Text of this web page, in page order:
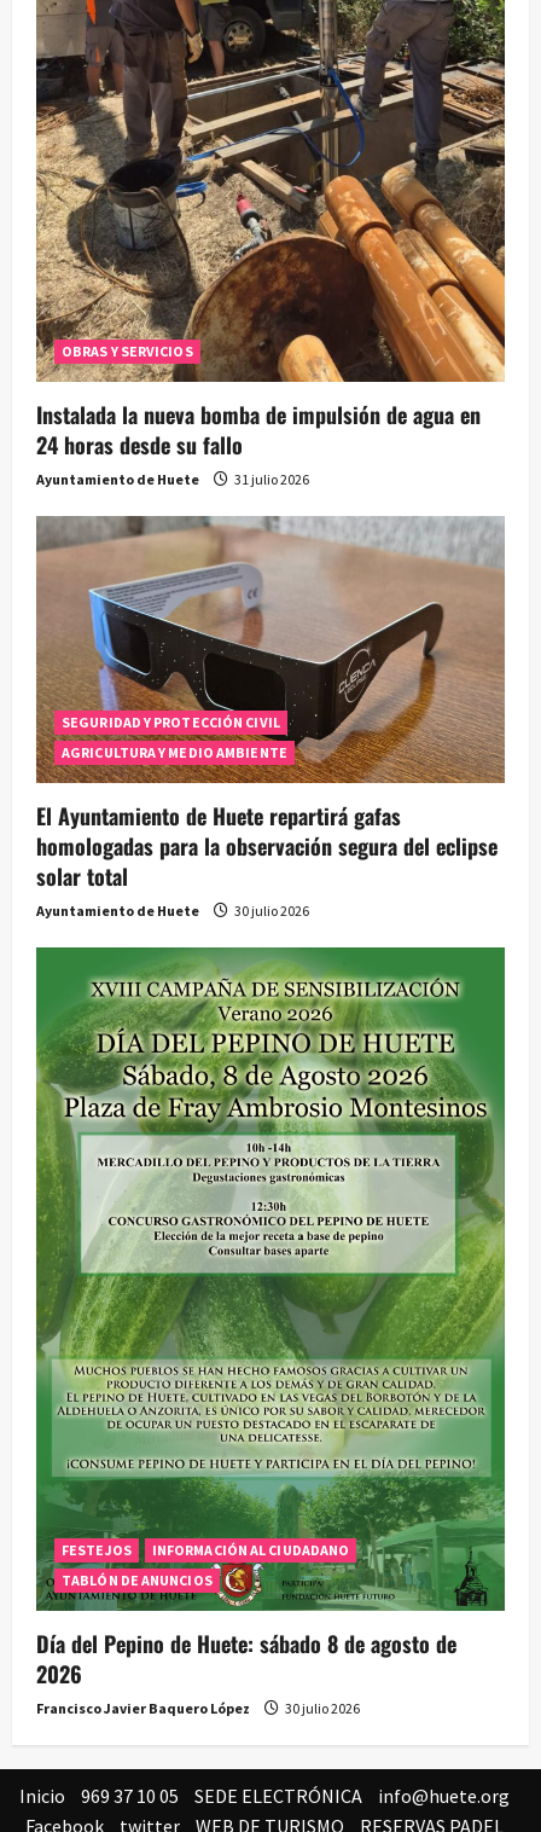
OBRAS Y SERVICIOS
Instalada la nueva bomba de impulsión de agua en
24 horas desde su fallo
Ayuntamiento de Huete 31 julio 2026
SEGURIDAD Y PROTECCIÓN CIVIL
AGRICULTURA Y MEDIO AMBIENTE
El Ayuntamiento de Huete repartirá gafas
homologadas para la observación segura del eclipse
solar total
Ayuntamiento de Huete 30 julio 2026
FESTEJOS
INFORMACIÓN AL CIUDADANO
TABLÓN DE ANUNCIOS
Día del Pepino de Huete: sábado 8 de agosto de
2026
Francisco Javier Baquero López 30 julio 2026
Inicio 969 37 10 05 SEDE ELECTRÓNICA
info@huete.org
Facebook
twitter WEB DE TURISMO RESERVAS PADEL